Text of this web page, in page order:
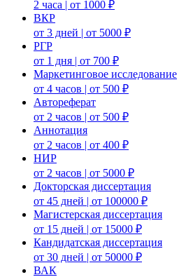
2 часа | от 1000 ₽
ВКР
от 3 дней | от 5000 ₽
РГР
от 1 дня | от 700 ₽
Маркетинговое исследование
от 4 часов | от 500 ₽
Автореферат
от 2 часов | от 500 ₽
Аннотация
от 2 часов | от 400 ₽
НИР
от 2 часов | от 5000 ₽
Докторская диссертация
от 45 дней | от 100000 ₽
Магистерская диссертация
от 15 дней | от 15000 ₽
Кандидатская диссертация
от 30 дней | от 50000 ₽
ВАК